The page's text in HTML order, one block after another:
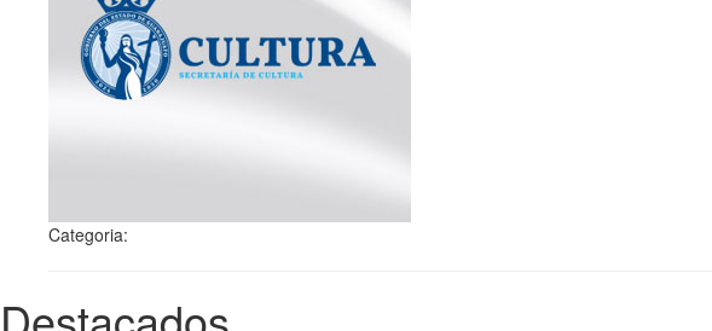
Categoria: